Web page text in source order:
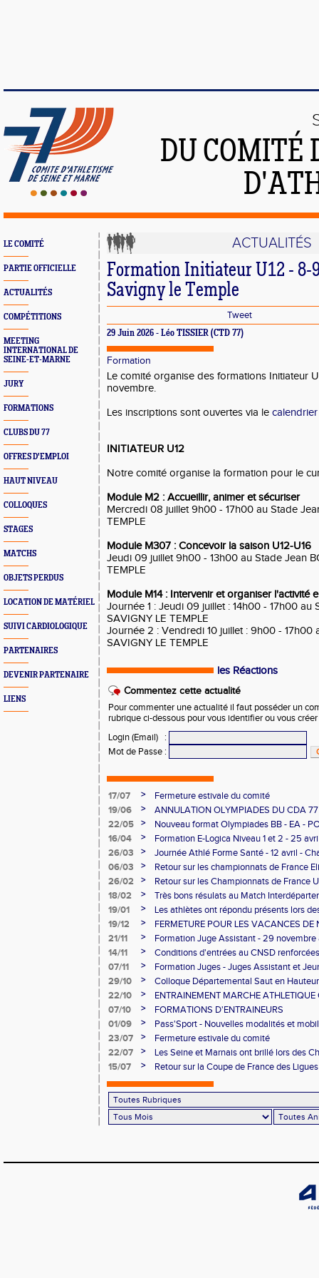
DU COMITÉ
LE COMITÉ
PARTIE OFFICIELLE
ACTUALITÉS
COMPÉTITIONS
MEETING
INTERNATIONAL DE
SEINE-ET-MARNE
JURY
FORMATIONS
CLUBS DU 77
OFFRES D'EMPLOI
HAUT NIVEAU
COLLOQUES
STAGES
MATCHS
OBJETS PERDUS
LOCATION DE MATÉRIEL
SUIVI CARDIOLOGIQUE
PARTENAIRES
DEVENIR PARTENAIRE
LIENS
ACTUALITÉS
Formation Initiateur U12 - 8-
Savigny le Temple
Tweet
29 Juin 2026 - Léo TISSIER (CTD 77)
Formation
Le comité organise des formations Initiateur
novembre.
Les inscriptions sont ouvertes via le
INITIATEUR U12
Notre comité organise la formation pour le
Module M2 : Accueillir, animer et sécuriser
Mercredi 08 juillet 9h00 - 17h00 au Stade
TEMPLE
Module M307 : Concevoir la saison U12-U16
Jeudi 09 juillet 9h00 - 13h00 au Stade Jean
TEMPLE
Module M14 : Intervenir et organiser l'activité
Journée 1 : Jeudi 09 juillet : 14h00 - 17h00 au
SAVIGNY LE TEMPLE
Journée 2 : Vendredi 10 juillet : 9h00 - 17h00
SAVIGNY LE TEMPLE
les Réactions
Commentez cette actualité
Pour commenter une actualité il faut posséder un
rubrique ci-dessous pour vous identifier ou vous
Login (Email)
:
Mot de Passe :
17/07 >
Fermeture estivale du comité
19/06
>
ANNULATION OLYMPIADES DU CDA 77
22/05
>
Nouveau format Olympiades BB - EA -
16/04
>
Formation E-Logica Niveau 1 et 2 - 25
26/03
>
Journée Athlé Forme Santé - 12 avril -
06/03
>
Retour sur les championnats de France
26/02
>
Retour sur les Championnats de France
Longs
18/02 >
Très bons résulats au Match
Demi-finales Championnats de France
19/01 >
Les athlètes ont répondu présents lors
19/12
>
FERMETURE POUR LES VACANCES DE
21/11
>
Formation Juge Assistant - 29
14/11
>
Conditions d'entrées au CNSD renforcées
07/11
>
Formation Juges - Juges Assistant et
29/10
>
Colloque Départemental Saut en Hauteur
22/10
>
ENTRAINEMENT MARCHE
NOVEMBRE AU CNSD
07/10 >
FORMATIONS D'ENTRAINEURS
01/09
>
Pass'Sport - Nouvelles modalités et
23/07
>
Fermeture estivale du comité
22/07
>
Les Seine et Marnais ont brillé lors des
Avenir
15/07 > Retour sur la Coupe de France des